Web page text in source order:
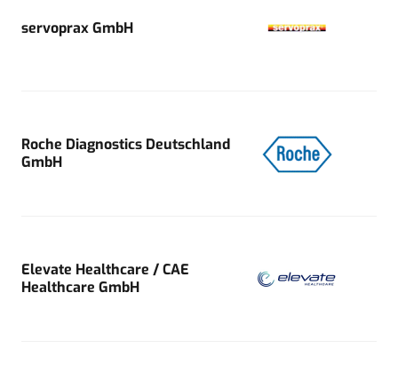
servoprax GmbH
Roche Diagnostics Deutschland
GmbH
Elevate Healthcare / CAE
Healthcare GmbH